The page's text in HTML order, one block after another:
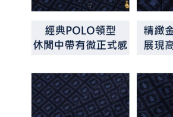
由本公司與您本人進行分期帳單所需資料之確認
是否繳費成功／繳費後需取消欲退款等相關疑問，
客戶支援中心」https://
【注意事項】
１．透過由恩沛科技股份有限公司提供之「
２．關於個人資料處理事宜，請瀏覽以下網址：
https://aftee.tw/terms/#terms3
３．未成年的使用者請事先徵得法定代理人或監
「AFTEE先享後付」，若未經同意申辦者引起之
免運費
7-11取貨付款
免運費
免運費